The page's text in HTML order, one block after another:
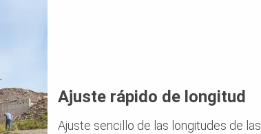
Ajuste rápido de longitud
Ajuste sencillo de las longitudes de las